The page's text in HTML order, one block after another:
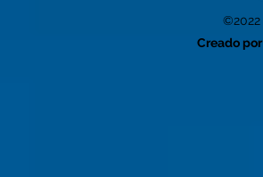
©2022
Creado